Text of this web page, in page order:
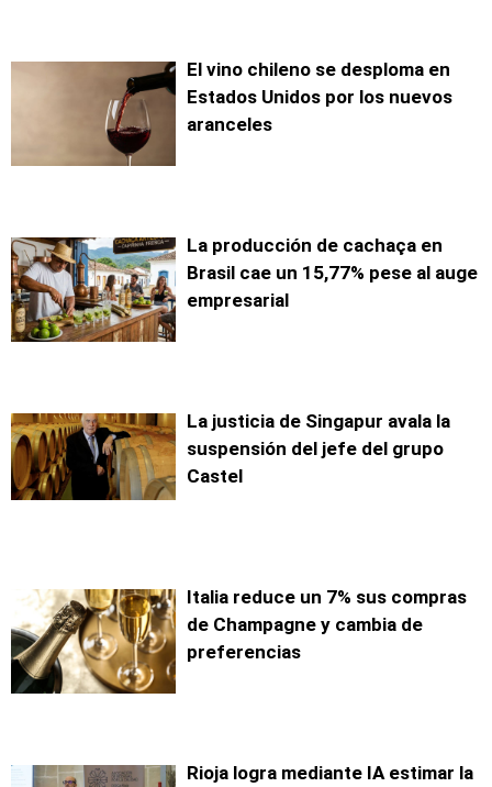
El vino chileno se desploma en
Estados Unidos por los nuevos
aranceles
La producción de cachaça en
Brasil cae un 15,77% pese al auge
empresarial
La justicia de Singapur avala la
suspensión del jefe del grupo
Castel
Italia reduce un 7% sus compras
de Champagne y cambia de
preferencias
Rioja logra mediante IA estimar la